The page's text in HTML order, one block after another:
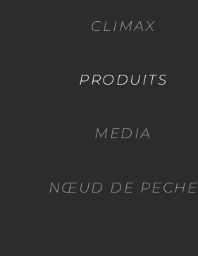
CLIMAX
PRODUITS
MEDIA
NŒUD DE PECHE